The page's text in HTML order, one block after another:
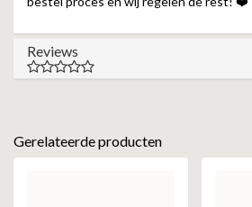
Reviews
Gerelateerde producten